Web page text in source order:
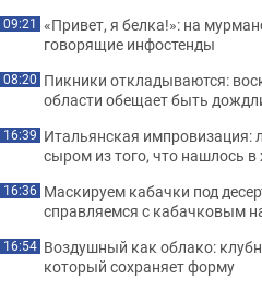
09:21 «Привет, я белка!»: на
говорящие инфостенды
08:20 Пикники откладываются:
области обещает быть
16:39 Итальянская импровизация:
сыром из того, что нашлось в
16:36 Маскируем кабачки под
справляемся с кабачковым
16:54 Воздушный как облако:
который сохраняет форму